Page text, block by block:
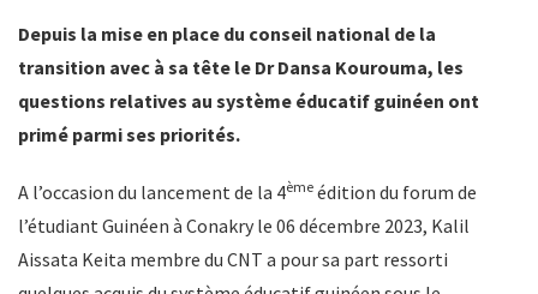
Depuis la mise en place du conseil national de la
transition avec à sa tête le Dr Dansa Kourouma, les
questions relatives au système éducatif guinéen ont
primé parmi ses priorités.
A l’occasion du lancement de la 4ème édition du forum de
l’étudiant Guinéen à Conakry le 06 décembre 2023, Kalil
Aissata Keita membre du CNT a pour sa part ressorti